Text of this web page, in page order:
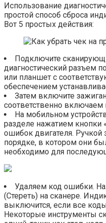
Использование
простой способ сброса
Вот 5 простых действия:
Подключите
диагностический разъем
или планшет с
обеспечением
Затем включите
соответственно
На мобильном
разделе нажатием кнопки
ошибок двигателя.
порядке, в котором они
необходимо для
Удаляем код ошибки.
(Стереть) на сканере.
выключится, если все
Некоторые инструменты